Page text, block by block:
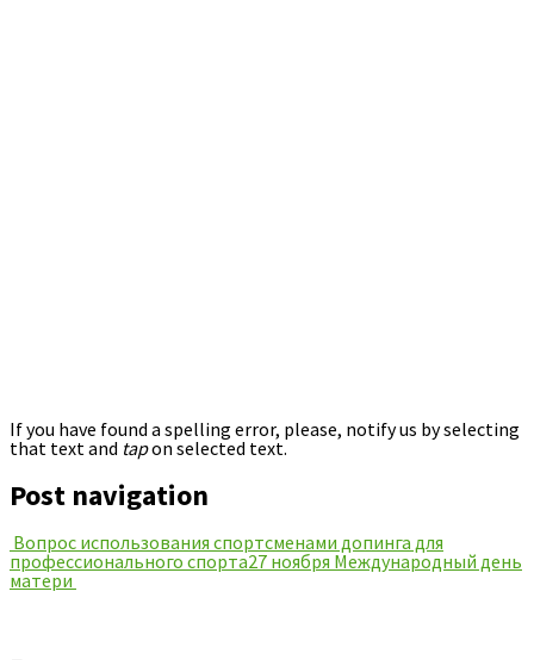
If you have found a spelling error, please, notify us by selecting
that text and tapon selected text.
Post navigation
Вопрос использования спортсменами допинга для
профессионального спорта27 ноября Международный день
матери